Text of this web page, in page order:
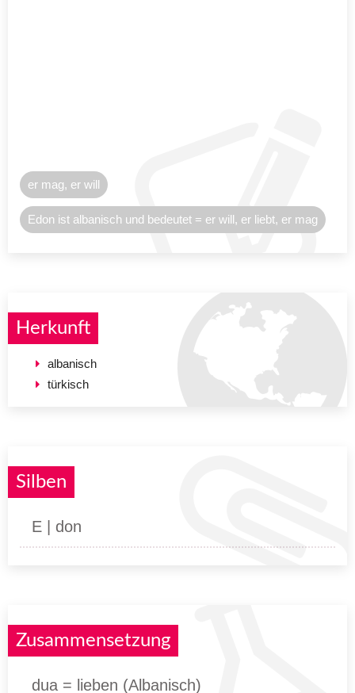
er mag, er will
Edon ist albanisch und bedeutet = er will, er liebt, er mag
Herkunft
albanisch
türkisch
Silben
E | don
Zusammensetzung
dua = lieben (Albanisch)